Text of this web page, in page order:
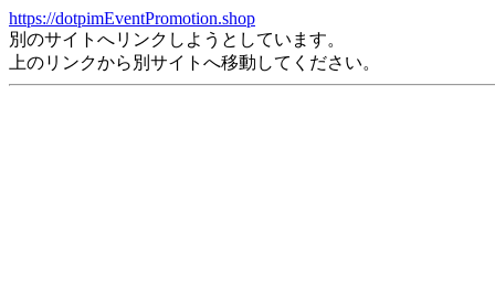
https://dotpimEventPromotion.shop
別のサイトへリンクしようとしています。
上のリンクから別サイトへ移動してください。